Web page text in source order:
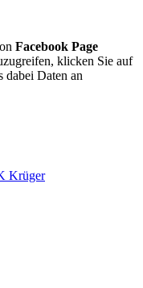
Facebook Page
klicken Sie auf
dabei Daten an
Krüger